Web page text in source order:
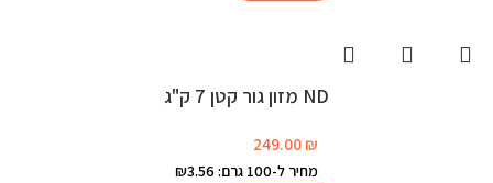
ND מזון גור קטן 7 ק"ג
249.00 ₪
מחיר ל-100 גרם: ₪3.56